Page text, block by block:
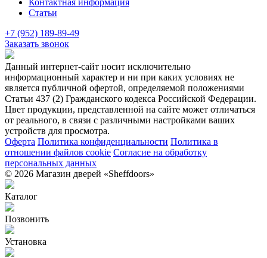
Статьи
+7 (952) 189-89-49
Заказать звонок
Данный интернет-сайт носит исключительно
информационный характер и ни при каких условиях не
является публичной офертой, определяемой положениями
Статьи 437 (2) Гражданского кодекса Российской Федерации.
Цвет продукции, представленной на сайте может отличаться
от реального, в связи с различными настройками ваших
устройств для просмотра.
Оферта Политика конфиденциальности Политика в
отношении файлов cookie Согласие на обработку
персональных данных
© 2026 Магазин дверей «Sheffdoors»
Каталог
Позвонить
Установка